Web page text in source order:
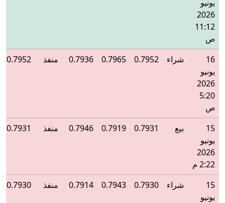
يونيو
2026
11:12
ص
16
يونيو
2026
5:20
ص
شراء 0.7952
0.7965
0.7936 منفذ 0.7952
15
يونيو
2026
2:22 م
بيع 0.7931
0.7919
0.7946 منفذ 0.7931
15
يونيو
شراء 0.7930
0.7943
0.7914 منفذ 0.7930